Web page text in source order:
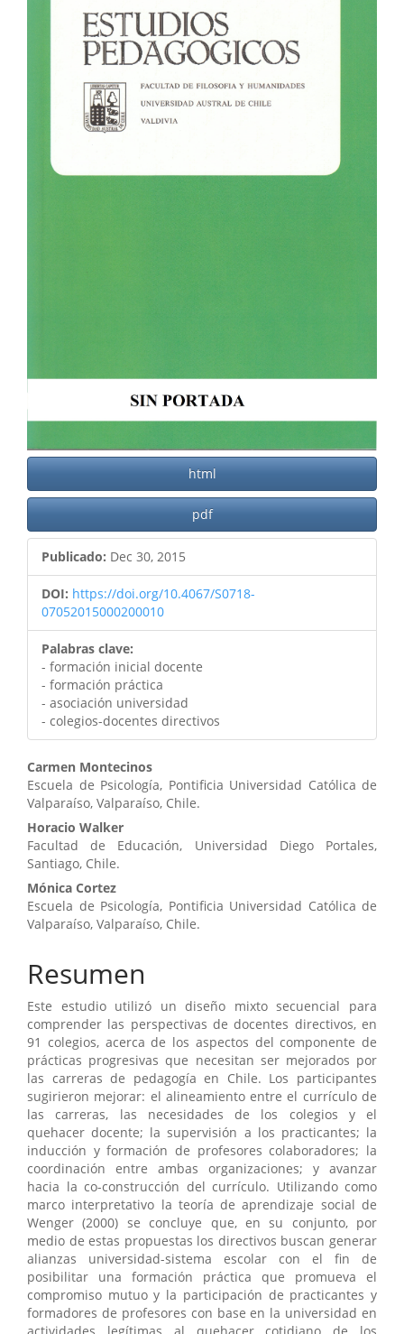
artículo
html
pdf
Publicado: Dec 30, 2015
DOI: https://doi.org/10.4067/S0718-
07052015000200010
Palabras clave:
- formación inicial docente
- formación práctica
- asociación universidad
- colegios-docentes directivos
Contenido
principal
del
artículo
Carmen Montecinos
Escuela de Psicología, Pontificia Universidad Católica de
Valparaíso, Valparaíso, Chile.
Horacio Walker
Facultad de Educación, Universidad Diego Portales,
Santiago, Chile.
Mónica Cortez
Escuela de Psicología, Pontificia Universidad Católica de
Valparaíso, Valparaíso, Chile.
Resumen
Este estudio utilizó un diseño mixto secuencial para
comprender las perspectivas de docentes directivos, en
91 colegios, acerca de los aspectos del componente de
prácticas progresivas que necesitan ser mejorados por
las carreras de pedagogía en Chile. Los participantes
sugirieron mejorar: el alineamiento entre el currículo de
las carreras, las necesidades de los colegios y el
quehacer docente; la supervisión a los practicantes; la
inducción y formación de profesores colaboradores; la
coordinación entre ambas organizaciones; y avanzar
hacia la co-construcción del currículo. Utilizando como
marco interpretativo la teoría de aprendizaje social de
Wenger (2000) se concluye que, en su conjunto, por
medio de estas propuestas los directivos buscan generar
alianzas universidad-sistema escolar con el fin de
posibilitar una formación práctica que promueva el
compromiso mutuo y la participación de practicantes y
formadores de profesores con base en la universidad en
actividades legítimas al quehacer cotidiano de los